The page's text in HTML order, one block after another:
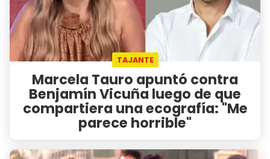
TAJANTE
Marcela Tauro apuntó contra
Benjamín Vicuña luego de que
compartiera una ecografía: "Me
parece horrible"